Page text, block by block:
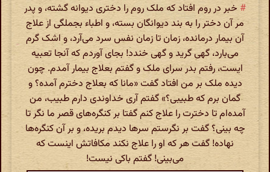
# خبر در روم افتاد که ملک روم را دختری دیوانه گشته، و پدر
مر آن دختر را به بند دیوانگان بسته، و اطباء بجملگی از علاج
آن بیمار درمانده، زمان تا زمان نفس سرد می‌آرد، و اشک گرم
می‌بارد، گهی گرید و گهی خندد! بجای آوردم که آنجا تعبیه
ایست، رفتم بدر سرای ملک و گفتم بعلاج بیمار آمدم. چون
دیده ملک بر من افتاد گفت «مانا که بعلاج دخترم آمده؟ و
گمان برم که طبیبی؟» گفتم آری خداوندی دارم طبیب، من
آمده‌ام تا دخترت را علاج کنم گفتا بر کنگره‌های قصر ما نگر تا
چه بینی؟ گفت بر نگرستم سرها دیدم بریده، و بر آن کنگره‌ها
نهاده! گفت هر که او را علاج نکند مکافاتش اینست که
می‌بینی! گفتم باکی نیست!